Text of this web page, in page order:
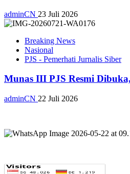
adminCN 23 Juli 2026
Breaking News
Nasional
PJS - Pemerhati Jurnalis Siber
Munas III PJS Resmi
adminCN 22 Juli 2026